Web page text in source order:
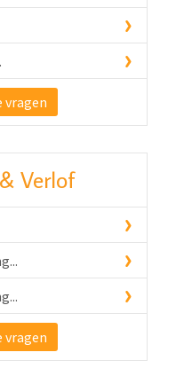
vragen
Verlof
vragen